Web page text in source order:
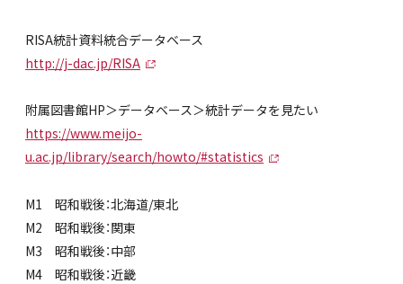
RISA統計資料統合データベース
http://j-dac.jp/RISA
附属図書館HP＞データベース＞統計データを見たい
https://www.meijo-
u.ac.jp/library/search/howto/#statistics
M1 昭和戦後：北海道/東北
M2 昭和戦後：関東
M3 昭和戦後：中部
M4 昭和戦後：近畿